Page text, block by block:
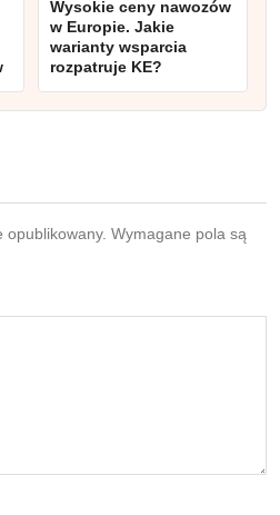
Wysokie ceny nawozów
w Europie. Jakie
warianty wsparcia
rozpatruje KE?
opublikowany. Wymagane pola są